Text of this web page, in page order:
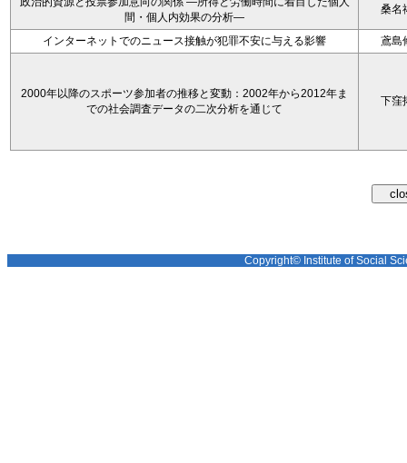
間・個人内効果の分析―
桑名
インターネットでのニュース接触が犯罪不安に与える影響 鳶島
2000年以降のスポーツ参加者の推移と変動：2002年から2012年ま
での社会調査データの二次分析を通じて
下窪
Copyright© Institute of Social